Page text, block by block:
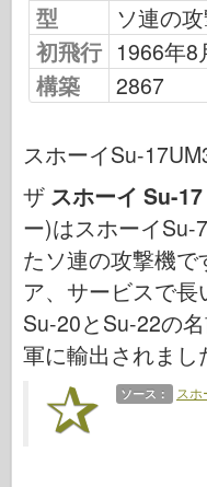
AZモデル
黒い犬
ブロンコ
ドネプロモデル
ドラゴン
エデュアルド
E.T. モデル
ファインモールド
武勇の勢力
フリルモデル
ハセガワ
エレール
型
ソ連の
初飛行 1966年8
構築
2867
スホーイSu-
ザ スホーイ Su-17
ー)はスホーイSu-
たソ連の攻撃機
ア、サービスで長
Su-20とSu-22の
軍に輸出されまし
ソース： ス